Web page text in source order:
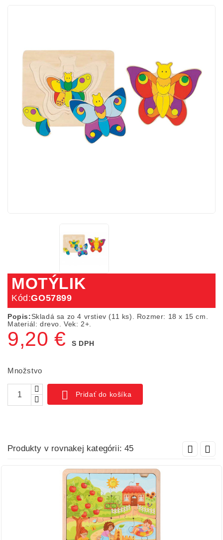
MOTÝLIK
Kód:GO57899
Popis:Skladá sa zo 4 vrstiev (11 ks). Rozmer: 18 x 15 cm.
Materiál: drevo. Vek: 2+.
9,20 € S DPH
Množstvo
 Pridať do košíka
Produkty v rovnakej kategórii: 45